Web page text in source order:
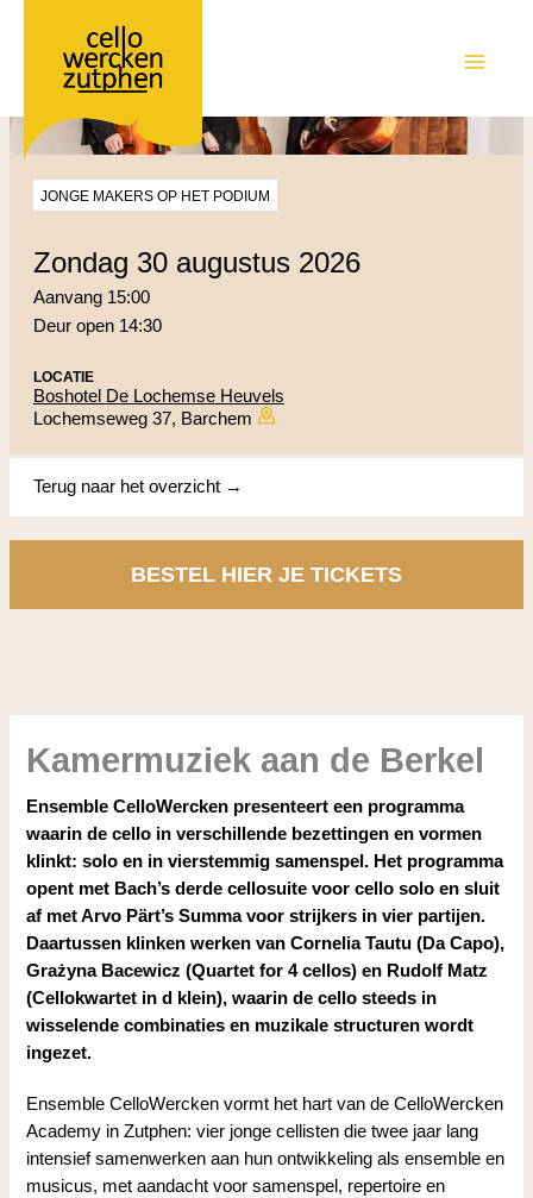
Kamermuziek aan de Berkel
Ensemble CelloWercken presenteert een programma
waarin de cello in verschillende bezettingen en vormen
klinkt: solo en in vierstemmig samenspel. Het programma
opent met Bach’s derde cellosuite voor cello solo en sluit
af met Arvo Pärt’s Summa voor strijkers in vier partijen.
Daartussen klinken werken van Cornelia Tautu (Da Capo),
Grażyna Bacewicz (Quartet for 4 cellos) en Rudolf Matz
(Cellokwartet in d klein), waarin de cello steeds in
wisselende combinaties en muzikale structuren wordt
ingezet.
Ensemble CelloWercken vormt het hart van de CelloWercken
Academy in Zutphen: vier jonge cellisten die twee jaar lang
intensief samenwerken aan hun ontwikkeling als ensemble en
musicus, met aandacht voor samenspel, repertoire en
JONGE MAKERS OP HET PODIUM
zondag 30 augustus 2026
Aanvang 15:00
Deur open 14:30
LOCATIE
Boshotel De Lochemse Heuvels
Lochemseweg 37, Barchem
Terug naar het overzicht →
BESTEL HIER JE TICKETS